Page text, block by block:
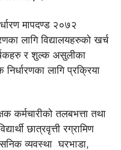
मापदण्ड २०७२
लागि विद्यालयहरुको खर्च
र शुल्क असुलीका
लागि प्रक्रिया
कर्मचारीको तलबभत्ता तथा
छात्रवृत्ती रग्रामिण
व्यवस्था घरभाडा,